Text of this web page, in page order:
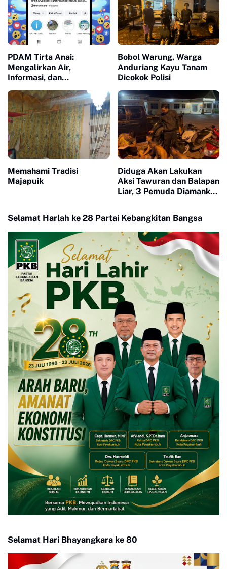
PDAM Tirta Anai:
Mengalirkan Air,
Informasi, dan
Digitalisasi
Bobol Warung, Warga
Anduriang Kayu Tanam
Dicokok Polisi
Memahami Tradisi
Majapuik
Diduga Akan Lakukan
Aksi Tawuran dan Balapan
Liar, 3 Pemuda Diamankan
Selamat Harlah ke 28 Partai Kebangkitan Bangsa
Selamat Hari Bhayangkara ke 80